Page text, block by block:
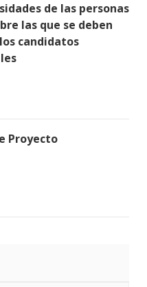
de las personas
las que se deben
candidatos
Proyecto